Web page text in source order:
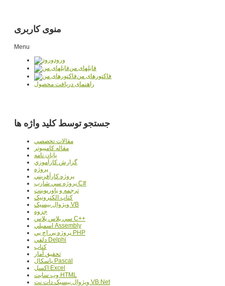
منوی کاربری
Menu
ورود
فایلهای من
فاکتورهای من
راهنمای دریافت محصول
جستجو توسط کلید واژه ها
مقالات تخصصي
مقاله کامپیوتر
پایان نامه
گزارش کارآموزي
پروژه
پروژه کارآفريني
پروژه سي شارپ C#
ترجمه و پاورپوينت
کتاب الکترونيک
ويژوال بيسيک VB
جزوه
سي پلاس پلاس C++
اسمبلي Assembly
پروژه پي اچ پي PHP
دلفي Delphi
کتاب
تحقيق آمار
پاسکال Pascal
اکسل Excel
وب سايت HTML
ويژوال بيسيک دات نت VB.Net